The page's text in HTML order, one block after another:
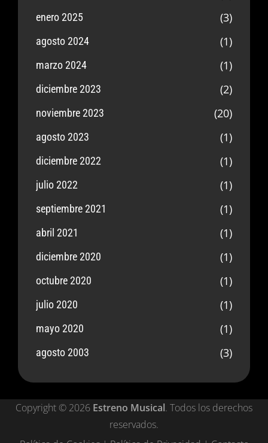
enero 2025 (3)
agosto 2024 (1)
marzo 2024 (1)
diciembre 2023 (2)
noviembre 2023 (20)
agosto 2023 (1)
diciembre 2022 (1)
julio 2022 (1)
septiembre 2021 (1)
abril 2021 (1)
diciembre 2020 (1)
octubre 2020 (1)
julio 2020 (1)
mayo 2020 (1)
agosto 2003 (3)
Copyright © 2026 Estreno Musical. Todos los derechos
reservados.